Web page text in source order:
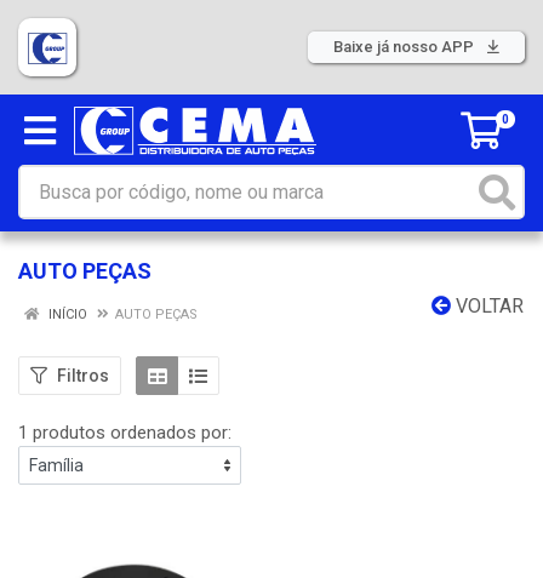
Baixe já nosso APP
0
AUTO PEÇAS
VOLTAR
INÍCIO AUTO PEÇAS
Filtros
1 produtos ordenados por: